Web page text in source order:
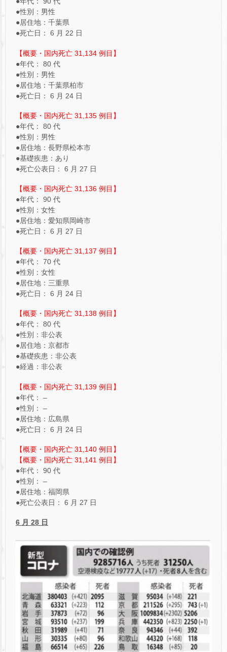
●性別：男性
●居住地：千葉県
●死亡日： 6 月 22 日
【概要・国内死亡 31,134 例目】
●年代： 80 代
●性別：男性
●居住地：千葉県柏市
●死亡日： 6 月 24 日
【概要・国内死亡 31,135 例目】
●年代： 80 代
●性別：男性
●居住地：長野県松本市
●基礎疾患：あり
●死亡公表日： 6 月 27 日
【概要・国内死亡 31,136 例目】
●年代： 90 代
●性別：女性
●居住地：愛知県岡崎市
●死亡日： 6 月 27 日
【概要・国内死亡 31,137 例目】
●年代： 70 代
●性別：女性
●居住地：三重県
●死亡日： 6 月 24 日
【概要・国内死亡 31,138 例目】
●年代： 80 代
●性別：非公表
●居住地：京都市
●基礎疾患：非公表
●経過：非公表
【概要・国内死亡 31,139 例目】
●年代： –
●性別： –
●居住地：広島県
●死亡日： 6 月 24 日
【概要・国内死亡 31,140 例目】
【概要・国内死亡 31,141 例目】
●年代： 90 代
●性別： –
●居住地：福岡県
●死亡公表日： 6 月 27 日
6 月 28 日